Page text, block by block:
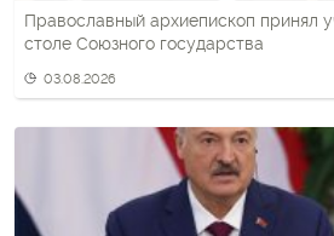
Православный архиепископ принял
столе Союзного государства
03.08.2026